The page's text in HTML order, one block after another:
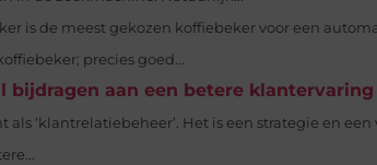
is de meest gekozen koffiebeker voor een
precies goed...
bijdragen aan een betere klantervaring
‘klantrelatiebeheer’. Het is een strategie en